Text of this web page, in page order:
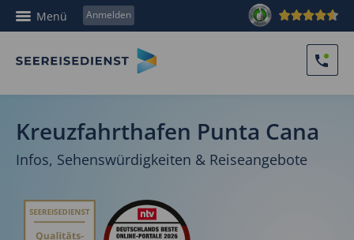
Menü Anmelden
Kreuzfahrthafen Punta Cana
Infos, Sehenswürdigkeiten & Reiseangebote